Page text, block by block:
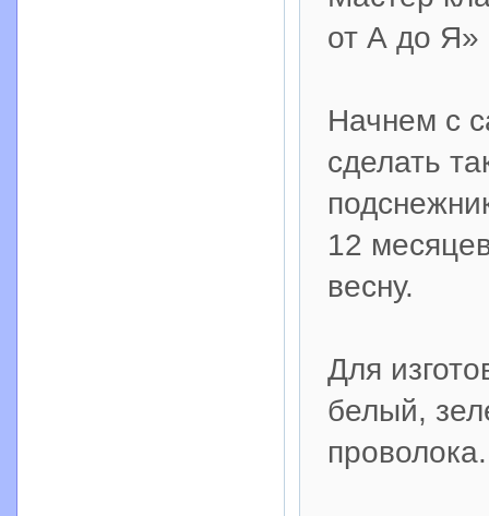
от А до Я»
Начнем с
сделать
12
весну.
Для
белый,
проволока.